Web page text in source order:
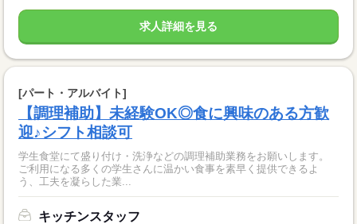
求人詳細を見る
[パート・アルバイト]
【調理補助】未経験OK◎食に興味のある方歓
迎♪シフト相談可
学生食堂にて盛り付け・洗浄などの調理補助業務をお願いします。
ご利用になる多くの学生さんに温かい食事を素早く提供できるよ
う、工夫を凝らした業...
キッチンスタッフ